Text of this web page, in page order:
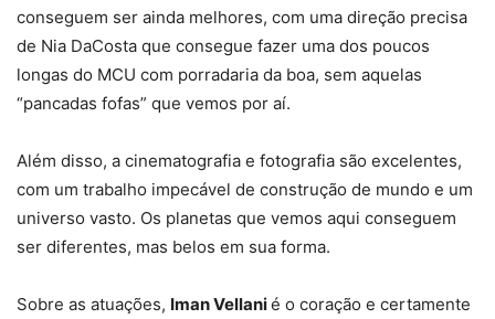
conseguem ser ainda melhores, com uma direção precisa
de Nia DaCosta que consegue fazer uma dos poucos
longas do MCU com porradaria da boa, sem aquelas
“pancadas fofas” que vemos por aí.
Além disso, a cinematografia e fotografia são excelentes,
com um trabalho impecável de construção de mundo e um
universo vasto. Os planetas que vemos aqui conseguem
ser diferentes, mas belos em sua forma.
Sobre as atuações, Iman Vellanié o coração e certamente